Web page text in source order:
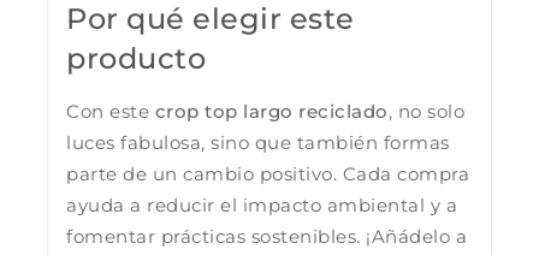
Por qué elegir este
producto
Con este crop top largo reciclado, no solo
luces fabulosa, sino que también formas
parte de un cambio positivo. Cada compra
ayuda a reducir el impacto ambiental y a
fomentar prácticas sostenibles. ¡Añádelo a